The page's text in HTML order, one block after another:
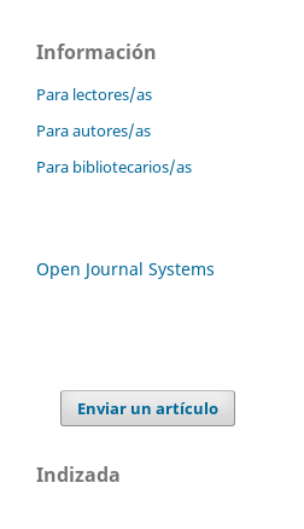
Información
Para lectores/as
Para autores/as
Para bibliotecarios/as
Open Journal Systems
Enviar un artículo
Indizada